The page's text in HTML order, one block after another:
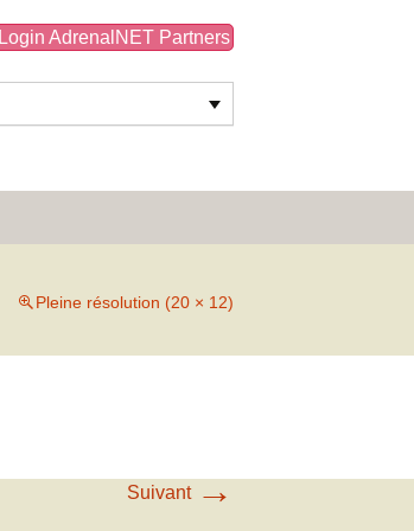
Login AdrenalNET Partners
Pleine résolution (20 × 12)
Suivant→